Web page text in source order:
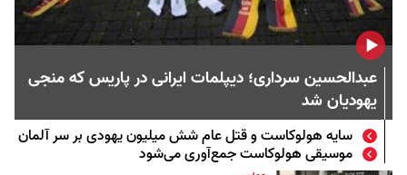
عبدالحسین سرداری؛ دیپلمات ایرانی در پاریس که منجی
یهودیان شد
سایه هولوکاست و قتل عام شش میلیون یهودی بر سر آلمان
موسیقی هولوکاست جمع‌آوری می‌شود